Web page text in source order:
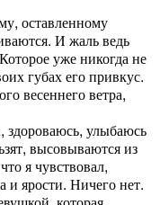
оставленному
И жаль ведь
уже никогда не
губах его привкус.
весеннего ветра,
улыбаюсь
высовываются из
я чувствовал,
и ярости. Ничего нет.